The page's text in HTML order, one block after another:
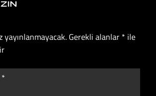
yayınlanmayacak. Gerekli alanlar * ile